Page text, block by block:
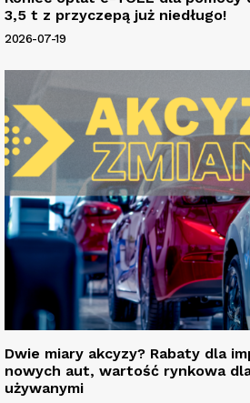
3,5 t z przyczepą już niedługo!
2026-07-19
Dwie miary akcyzy? Rabaty dla
nowych aut, wartość rynkowa
używanymi